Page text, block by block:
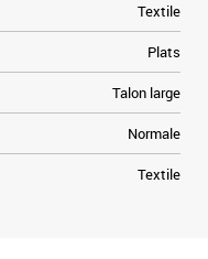
Textile
Plats
Talon large
Normale
Textile